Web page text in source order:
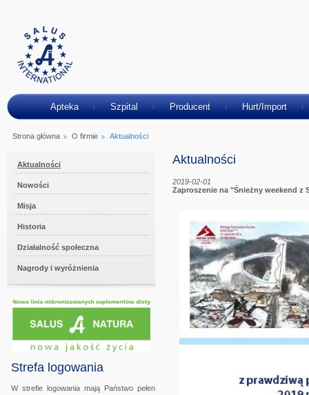
Apteka Szpital Producent Hurt/Import
Strona główna O firmie Aktualności
Aktualności
Nowości
Misja
Historia
Działalność społeczna
Nagrody i wyróżnienia
Strefa logowania
W strefie logowania mają Państwo pełen
Aktualności
2019-02-01
Zaproszenie na "Śnieżny weekend z